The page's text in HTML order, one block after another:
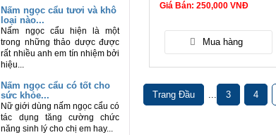
Nấm ngọc cẩu tươi và khô
loại nào...
Nấm ngọc cẩu hiện là một
trong những thảo dược được
rất nhiều anh em tín nhiệm bởi
hiệu...
Nấm ngọc cẩu có tốt cho
sức khỏe...
Nữ giới dùng nấm ngọc cẩu có
tác dụng tăng cường chức
năng sinh lý cho chị em hay...
Giá Bán: 250,000 VNĐ
Trang Đầu ... 3 4